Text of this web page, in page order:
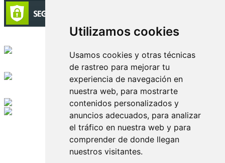
Utilizamos cookies
Usamos cookies y otras técnicas
de rastreo para mejorar tu
experiencia de navegación en
nuestra web, para mostrarte
contenidos personalizados y
anuncios adecuados, para analizar
el tráfico en nuestra web y para
comprender de donde llegan
nuestros visitantes.
Edición digital con tecnología
Playa Revolcadero 222 Col. Reforma Iztaccihuatl Norte C.P. 08810
CIUDAD DE MEXICO
Conmutador CIUDAD DE MEXICO (+52) 555 740 4476, 555 740
© 2000-2026 BURO DE MERCADOTECNIA DEL CENTRO,